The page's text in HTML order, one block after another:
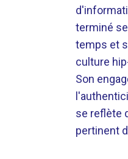
terminé
temps et
culture
Son
se reflète
pertinent